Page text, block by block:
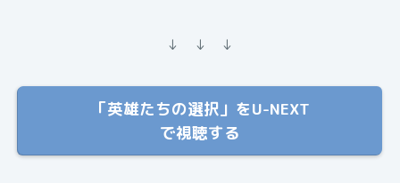
↓ ↓ ↓
「英雄たちの選択」をU-NEXT
で視聴する